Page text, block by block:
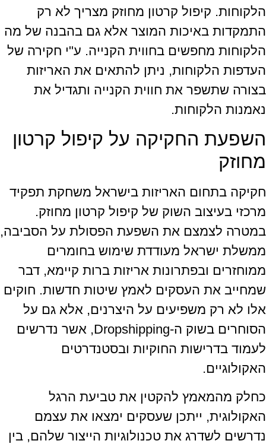
הלקוחות. קיפול קרטון מחוזק מצריך לא רק
התמקדות באיכות המוצר אלא גם בהבנה של מה
הלקוחות מחפשים בחווית הקנייה. ע"י חקירה של
העדפות הלקוחות, ניתן להתאים את האריזות
בצורה שתשפר את חווית הקנייה ותגדיל את
נאמנות הלקוחות.
השפעת החקיקה על קיפול קרטון
מחוזק
חקיקה בתחום האריזות בישראל משחקת תפקיד
מרכזי בעיצוב השוק של קיפול קרטון מחוזק.
במטרה לצמצם את השפעת הפסולת על הסביבה,
ממשלת ישראל מעודדת שימוש בחומרים
ממוחזרים ובפתרונות אריזות ברות קיימא, דבר
שמחייב את העסקים לאמץ שיטות חדשות. חוקים
אלו לא רק משפיעים על היצרנים, אלא גם על
הסוחרים בשוק ה-Dropshipping, אשר נדרשים
לעמוד בדרישות החוקיות ובסטנדרטים
האקולוגיים.
כחלק מהמאמץ להקטין את טביעת הרגל
האקולוגית, ייתכן שעסקים ימצאו את עצמם
נדרשים לשדרג את טכנולוגיות הייצור שלהם, בין